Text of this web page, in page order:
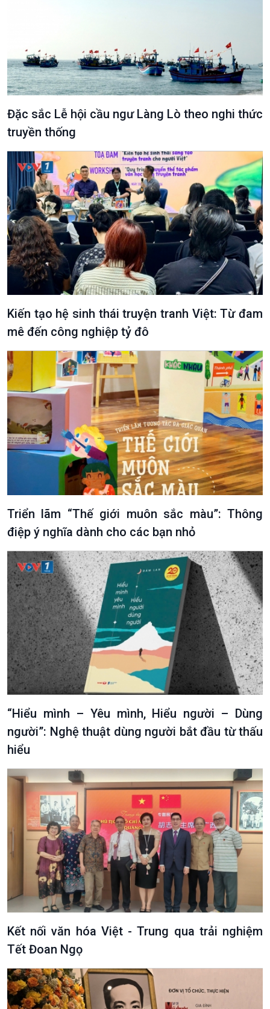
Văn hoá & Du lịch
Tin Văn hoá & Du lịch
Chát với người nổi tiếng
Câu chuyện Thể thao
Multimedia
Ảnh
Video
Infographic
Podcast
Góc nhìn VOV1
Bình luận
10 phút Sự kiện - Luận bàn
Câu chuyện thời sự
Dòng chảy sự kiện
Diễn đàn chủ nhật
Chuyện đêm
Đặc sắc Lễ hội cầu ngư Làng Lò theo nghi thức
truyền thống
Kiến tạo hệ sinh thái truyện tranh Việt: Từ đam
mê đến công nghiệp tỷ đô
Triển lãm “Thế giới muôn sắc màu”: Thông
điệp ý nghĩa dành cho các bạn nhỏ
“Hiểu mình – Yêu mình, Hiểu người – Dùng
người”: Nghệ thuật dùng người bắt đầu từ thấu
hiểu
Kết nối văn hóa Việt - Trung qua trải nghiệm
Tết Đoan Ngọ